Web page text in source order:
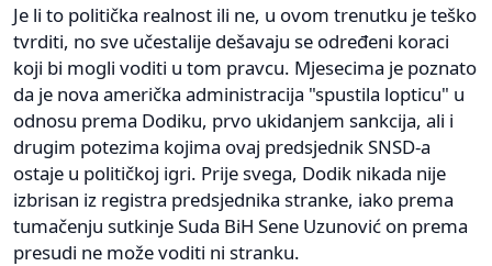
Je li to politička realnost ili ne, u ovom trenutku je teško
tvrditi, no sve učestalije dešavaju se određeni koraci
koji bi mogli voditi u tom pravcu. Mjesecima je poznato
da je nova američka administracija "spustila lopticu" u
odnosu prema Dodiku, prvo ukidanjem sankcija, ali i
drugim potezima kojima ovaj predsjednik SNSD-a
ostaje u političkoj igri. Prije svega, Dodik nikada nije
izbrisan iz registra predsjednika stranke, iako prema
tumačenju sutkinje Suda BiH Sene Uzunović on prema
presudi ne može voditi ni stranku.